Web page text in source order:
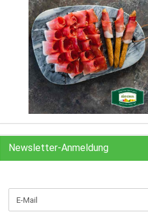
Newsletter-Anmeldung
ZUR
E-
Mail